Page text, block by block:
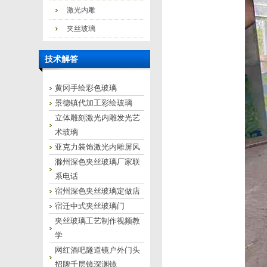
激光内雕
夹丝玻璃
技术解答
黄冈手绘彩色玻璃
景德镇代加工彩绘玻璃
立体雕刻激光内雕发光艺
术玻璃
亚克力装饰激光内雕屏风
滁州深色夹丝玻璃厂家联
系电话
宿州深色夹丝玻璃定做店
宿迁中式夹丝玻璃门
夹丝玻璃工艺制作视频教
学
网红酒吧隧道镜户外门头
招牌千层镜深渊镜